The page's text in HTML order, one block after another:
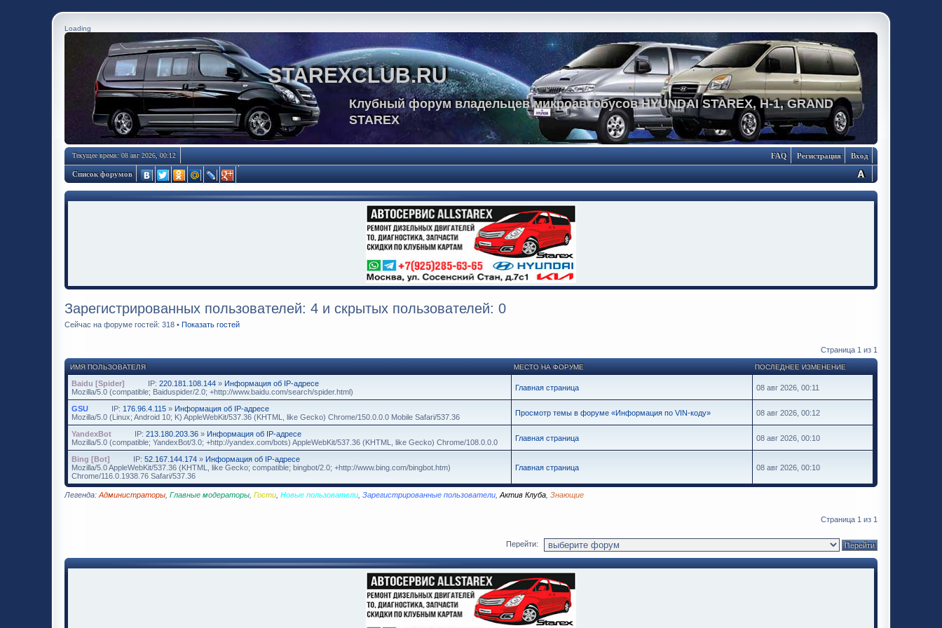
Loading
STAREXCLUB.RU
Клубный форум владельцев микроавтобусов HYUNDAI STAREX, H-1, GRAND
STAREX
Текущее время: 08 авг 2026, 00:12 Вход
Регистрация
FAQ
Список форумов
Зарегистрированных пользователей: 4 и скрытых пользователей: 0
Сейчас на форуме гостей: 318 • Показать гостей
Страница 1 из 1
ИМЯ ПОЛЬЗОВАТЕЛЯ МЕСТО НА ФОРУМЕ ПОСЛЕДНЕЕ ИЗМЕНЕНИЕ
Baidu [Spider] IP: 220.181.108.144 » Информация об IP-адресе
Mozilla/5.0 (compatible; Baiduspider/2.0; +http://www.baidu.com/search/spider.html)
Главная страница 08 авг 2026, 00:11
GSU IP: 176.96.4.115 » Информация об IP-адресе
Mozilla/5.0 (Linux; Android 10; K) AppleWebKit/537.36 (KHTML, like Gecko) Chrome/150.0.0.0 Mobile Safari/537.36
Просмотр темы в форуме «Информация по VIN-коду» 08 авг 2026, 00:12
YandexBot IP: 213.180.203.36 » Информация об IP-адресе
Mozilla/5.0 (compatible; YandexBot/3.0; +http://yandex.com/bots) AppleWebKit/537.36 (KHTML, like Gecko) Chrome/108.0.0.0
Главная страница 08 авг 2026, 00:10
Bing [Bot] IP: 52.167.144.174 » Информация об IP-адресе
Mozilla/5.0 AppleWebKit/537.36 (KHTML, like Gecko; compatible; bingbot/2.0; +http://www.bing.com/bingbot.htm)
Chrome/116.0.1938.76 Safari/537.36
Главная страница 08 авг 2026, 00:10
Легенда: Администраторы Главные модераторы Гости Новые пользователи Зарегистрированные пользователи Актив Клуба Знающие
Страница 1 из 1
Перейти: